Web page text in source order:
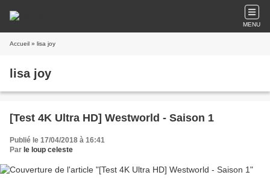
MENU
Accueil » lisa joy
lisa joy
[Test 4K Ultra HD] Westworld - Saison 1
Publié le 17/04/2018 à 16:41
Par le loup celeste